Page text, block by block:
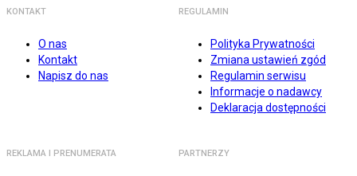
KONTAKT
O nas
Kontakt
Napisz do nas
REGULAMIN
Polityka Prywatności
Zmiana ustawień zgód
Regulamin serwisu
Informacje o nadawcy
Deklaracja dostępności
REKLAMA I PRENUMERATA PARTNERZY